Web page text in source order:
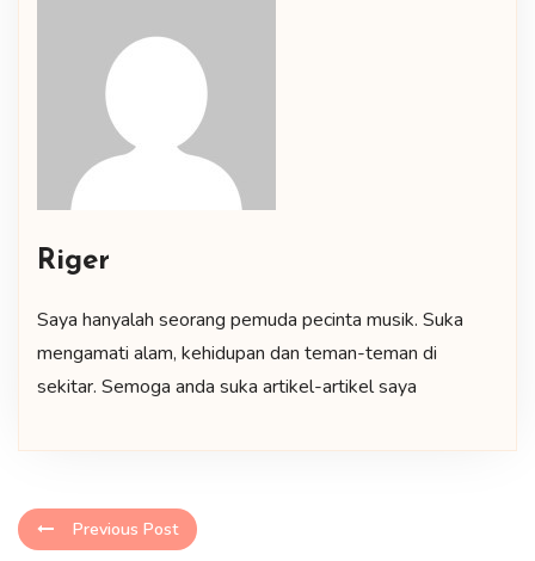
Riger
Saya hanyalah seorang pemuda pecinta musik. Suka
mengamati alam, kehidupan dan teman-teman di
sekitar. Semoga anda suka artikel-artikel saya
Previous Post